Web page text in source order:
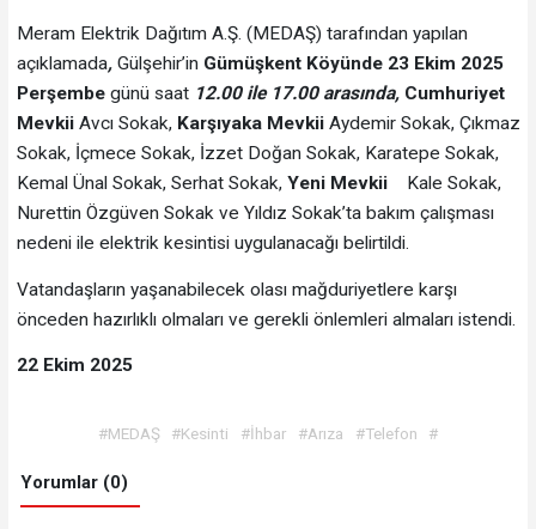
Meram Elektrik Dağıtım A.Ş. (MEDAŞ) tarafından yapılan
açıklamada, Gülşehir’in Gümüşkent Köyünde 23 Ekim 2025
Perşembegünü saat12.00 ile 17.00 arasında, Cumhuriyet
MevkiiAvcı Sokak, Karşıyaka MevkiiAydemir Sokak, Çıkmaz
Sokak, İçmece Sokak, İzzet Doğan Sokak, Karatepe Sokak,
Kemal Ünal Sokak, Serhat Sokak, Yeni MevkiiKale Sokak,
Nurettin Özgüven Sokak ve Yıldız Sokak’ta bakım çalışması
nedeni ile elektrik kesintisi uygulanacağı belirtildi.
Vatandaşların yaşanabilecek olası mağduriyetlere karşı
önceden hazırlıklı olmaları ve gerekli önlemleri almaları istendi.
22 Ekim 2025
#MEDAŞ #Kesinti #İhbar #Arıza #Telefon #
Yorumlar (0)